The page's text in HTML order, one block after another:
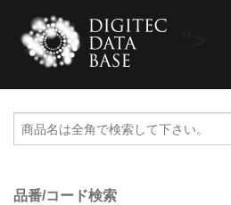
品番/コード検索